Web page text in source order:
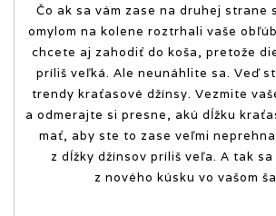
Čo ak sa vám zase na druhej strane
omylom na kolene roztrhali vaše
chcete aj zahodiť do koša, pretože
príliš veľká. Ale neunáhlite sa. Veď
trendy kraťasové džínsy. Vezmite
a odmerajte si presne, akú dĺžku
mať, aby ste to zase veľmi
z dĺžky džínsov príliš veľa. A tak
z nového kúsku vo vašom